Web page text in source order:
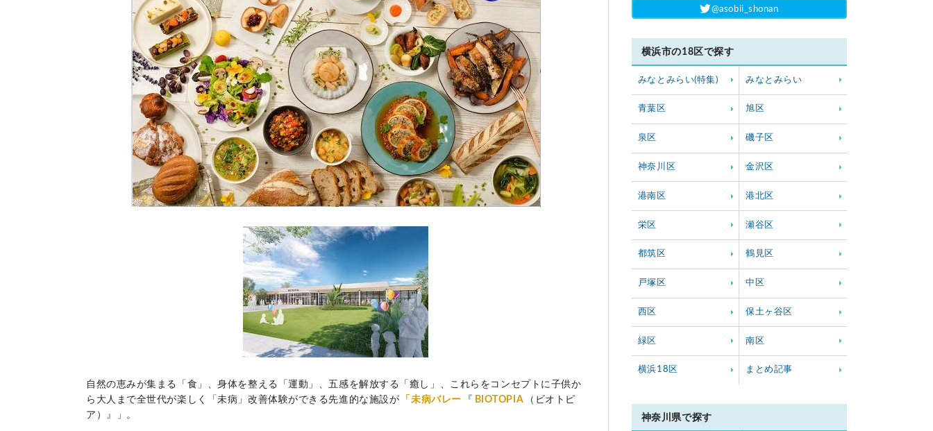
自然の恵みが集まる「食」、身体を整える「運動」、五感を解放する「癒し」、これらをコンセプトに子供か
ら大人まで全世代が楽しく「未病」改善体験ができる先進的な施設が
「未病バレー 『 BIOTOPIA
（ビオトピ
ア）』」。
‎@asobii_shonan
横浜市の18区で探す
みなとみらい(特集) みなとみらい
青葉区 旭区
泉区 磯子区
神奈川区 金沢区
港南区 港北区
栄区 瀬谷区
都筑区 鶴見区
戸塚区 中区
西区 保土ヶ谷区
緑区 南区
横浜18区 まとめ記事
神奈川県で探す